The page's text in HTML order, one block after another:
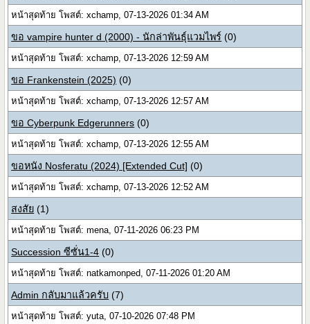
หน้าสุดท้าย โพสต์: xchamp, 07-13-2026 01:34 AM
ขอ vampire hunter d (2000) - นักล่าพันธุ์แวมไพร์ (0)
หน้าสุดท้าย โพสต์: xchamp, 07-13-2026 12:59 AM
ขอ Frankenstein (2025) (0)
หน้าสุดท้าย โพสต์: xchamp, 07-13-2026 12:57 AM
ขอ Cyberpunk Edgerunners (0)
หน้าสุดท้าย โพสต์: xchamp, 07-13-2026 12:55 AM
ขอหนัง Nosferatu (2024) [Extended Cut] (0)
หน้าสุดท้าย โพสต์: xchamp, 07-13-2026 12:52 AM
สงสัย (1)
หน้าสุดท้าย โพสต์: mena, 07-11-2026 06:23 PM
Succession ซีซั่น1-4 (0)
หน้าสุดท้าย โพสต์: natkamonped, 07-11-2026 01:20 AM
Admin กลับมาแล้วครับ (7)
หน้าสุดท้าย โพสต์: yuta, 07-10-2026 07:48 PM